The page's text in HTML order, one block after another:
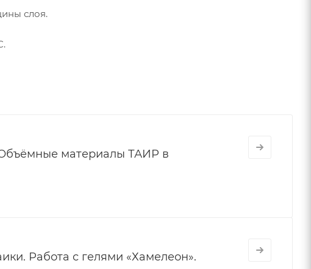
слоя.
Объёмные материалы ТАИР в
Работа с гелями «Хамелеон».